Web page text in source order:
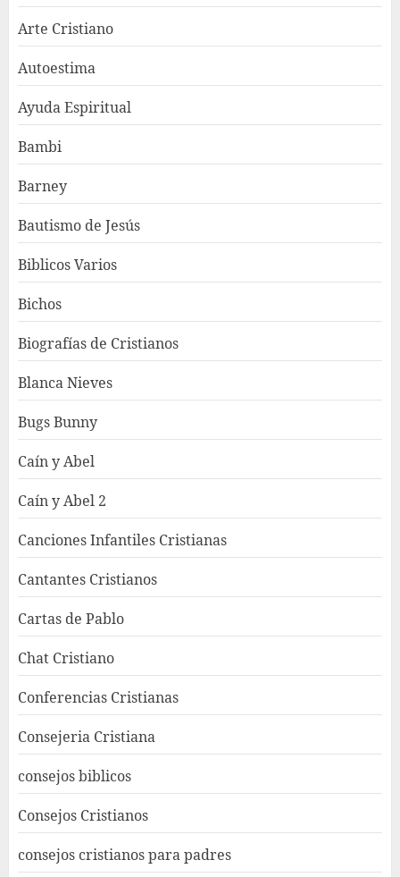
Arte Cristiano
Autoestima
Ayuda Espiritual
Bambi
Barney
Bautismo de Jesús
Biblicos Varios
Bichos
Biografías de Cristianos
Blanca Nieves
Bugs Bunny
Caín y Abel
Caín y Abel 2
Canciones Infantiles Cristianas
Cantantes Cristianos
Cartas de Pablo
Chat Cristiano
Conferencias Cristianas
Consejeria Cristiana
consejos biblicos
Consejos Cristianos
consejos cristianos para padres